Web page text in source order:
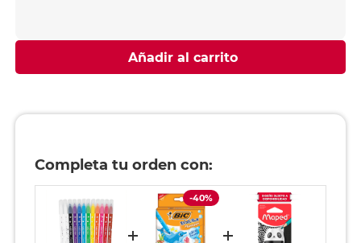
Añadir al carrito
Completa tu orden con:
-40%